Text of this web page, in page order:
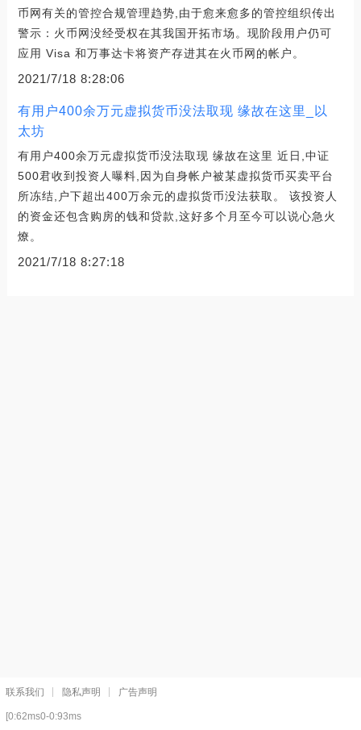
币网有关的管控合规管理趋势,由于愈来愈多的管控组织传出
警示：火币网没经受权在其我国开拓市场。现阶段用户仍可
应用 Visa 和万事达卡将资产存进其在火币网的帐户。
2021/7/18 8:28:06
有用户400余万元虚拟货币没法取现 缘故在这里_以
太坊
有用户400余万元虚拟货币没法取现 缘故在这里 近日,中证
500君收到投资人曝料,因为自身帐户被某虚拟货币买卖平台
所冻结,户下超出400万余元的虚拟货币没法获取。 该投资人
的资金还包含购房的钱和贷款,这好多个月至今可以说心急火
燎。
2021/7/18 8:27:18
联系我们 隐私声明 广告声明
[0:62ms0-0:93ms